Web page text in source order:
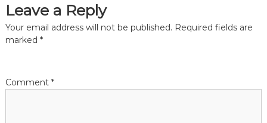
n
v
Leave a Reply
Your email address will not be published. Required fields are
marked *
Comment *